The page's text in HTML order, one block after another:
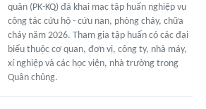
quân (PK-KQ) đã khai mạc tập huấn nghiệp vụ
công tác cứu hộ - cứu nạn, phòng cháy, chữa
cháy năm 2026. Tham gia tập huấn có các đại
biểu thuộc cơ quan, đơn vị, công ty, nhà máy,
xí nghiệp và các học viện, nhà trường trong
Quân chủng.